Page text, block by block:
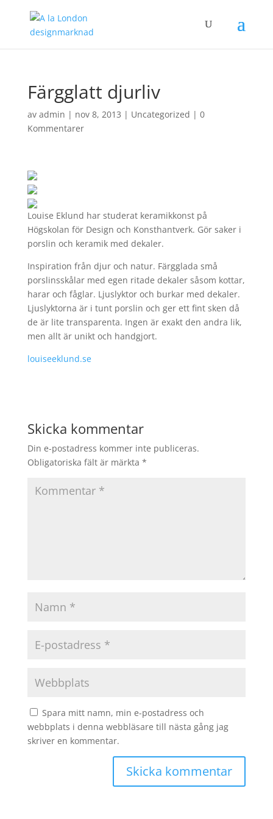
Färgglatt djurliv
av admin | nov 8, 2013 | Uncategorized | 0
Kommentarer
Louise Eklund har studerat keramikkonst på
Högskolan för Design och Konsthantverk. Gör saker i
porslin och keramik med dekaler.
Inspiration från djur och natur. Färgglada små
porslinsskålar med egen ritade dekaler såsom kottar,
harar och fåglar. Ljuslyktor och burkar med dekaler.
Ljuslyktorna är i tunt porslin och ger ett fint sken då
de är lite transparenta. Ingen är exakt den andra lik,
men allt är unikt och handgjort.
louiseeklund.se
Skicka kommentar
Din e-postadress kommer inte publiceras.
Obligatoriska fält är märkta *
Spara mitt namn, min e-postadress och
webbplats i denna webbläsare till nästa gång jag
skriver en kommentar.